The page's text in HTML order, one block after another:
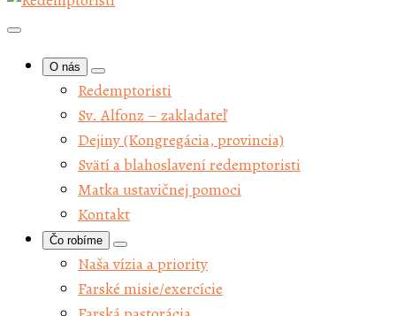
O nás
Redemptoristi
Sv. Alfonz – zakladateľ
Dejiny (Kongregácia, provincia)
Svätí a blahoslavení redemptoristi
Matka ustavičnej pomoci
Kontakt
Čo robíme
Naša vízia a priority
Farské misie/exercície